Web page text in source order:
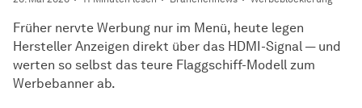
Früher nervte Werbung nur im Menü, heute legen
Hersteller Anzeigen direkt über das HDMI-Signal — und
werten so selbst das teure Flaggschiff-Modell zum
Werbebanner ab.